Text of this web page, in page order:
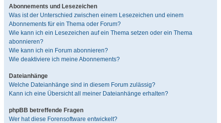
Abonnements und Lesezeichen
Was ist der Unterschied zwischen einem Lesezeichen und einem
Abonnements für ein Thema oder Forum?
Wie kann ich ein Lesezeichen auf ein Thema setzen oder ein Thema
abonnieren?
Wie kann ich ein Forum abonnieren?
Wie deaktiviere ich meine Abonnements?
Dateianhänge
Welche Dateianhänge sind in diesem Forum zulässig?
Kann ich eine Übersicht all meiner Dateianhänge erhalten?
phpBB betreffende Fragen
Wer hat diese Forensoftware entwickelt?